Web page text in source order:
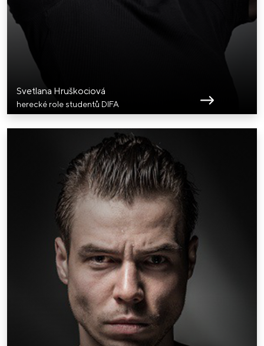
Svetlana Hruškociová
herecké role studentů DIFA